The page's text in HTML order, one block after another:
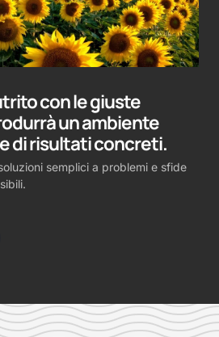
con le giuste
un ambiente
di risultati concreti.
semplici a problemi e sfide